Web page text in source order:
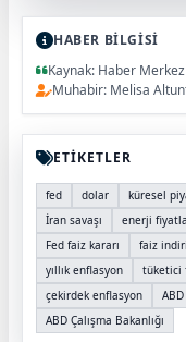
HABER BİLGİSİ
Kaynak: Haber Merkezi
Muhabir: Melisa
ETİKETLER
fed dolar küresel
İran savaşı
enerji
Fed faiz kararı
faiz
yıllık enflasyon
tüketici
çekirdek enflasyon
ABD Çalışma Bakanlığı